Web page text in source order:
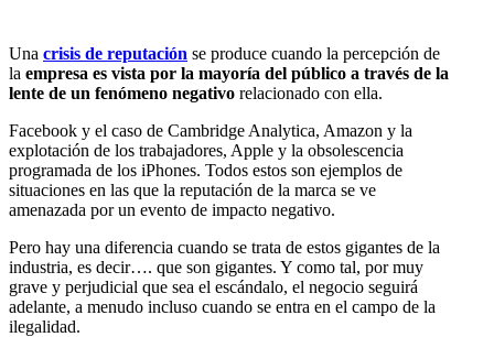
Una crisis de reputación se produce cuando la percepción de
la empresa es vista por la mayoría del público a través de la
lente de un fenómeno negativo relacionado con ella.
Facebook y el caso de Cambridge Analytica, Amazon y la
explotación de los trabajadores, Apple y la obsolescencia
programada de los iPhones. Todos estos son ejemplos de
situaciones en las que la reputación de la marca se ve
amenazada por un evento de impacto negativo.
Pero hay una diferencia cuando se trata de estos gigantes de la
industria, es decir…. que son gigantes. Y como tal, por muy
grave y perjudicial que sea el escándalo, el negocio seguirá
adelante, a menudo incluso cuando se entra en el campo de la
ilegalidad.